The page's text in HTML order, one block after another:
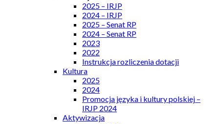
2025 – IRJP
2024 – IRJP
2025 – Senat RP
2024 – Senat RP
2023
2022
Instrukcja rozliczenia dotacji
Kultura
2025
2024
Promocja języka i kultury polskiej –
IRJP 2024
Aktywizacja